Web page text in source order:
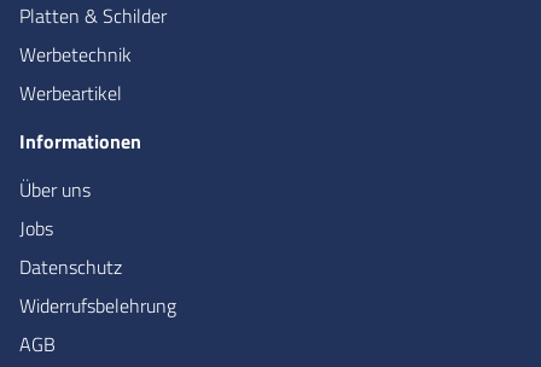
Platten & Schilder
Werbetechnik
Werbeartikel
Informationen
Über uns
Jobs
Datenschutz
Widerrufsbelehrung
AGB